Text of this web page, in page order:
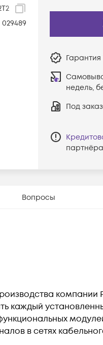
029489
Гарантия
недель,
Под заказ
Вопросы
компании
каждый
в сетях